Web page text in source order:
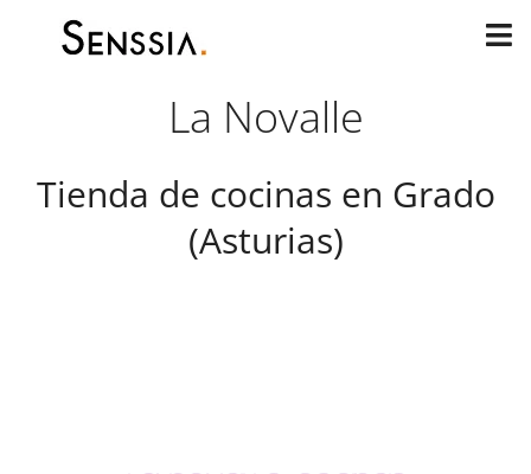
La Novalle
Tienda de cocinas en Grado
(Asturias)